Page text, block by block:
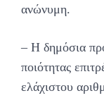
ανώνυμη.
– Η δημόσια
ποιότητας
ελάχιστου